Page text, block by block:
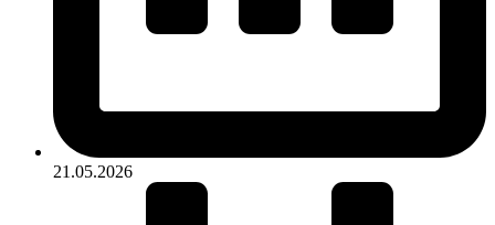
21.05.2026